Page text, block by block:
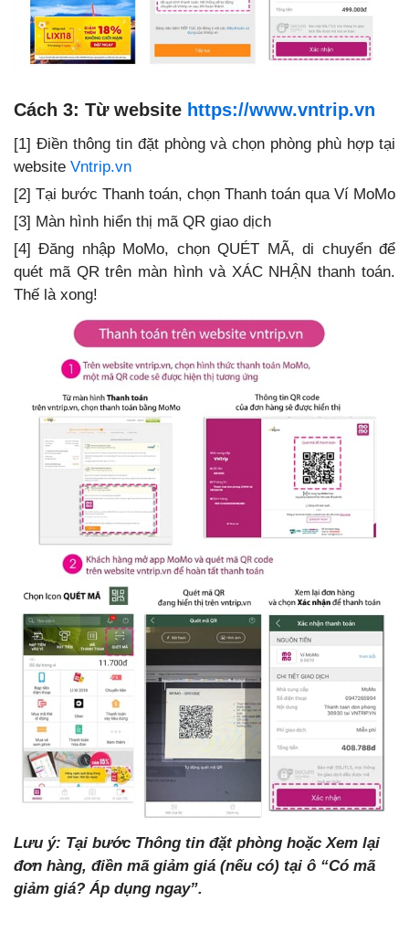
Cách 3: Từ website https://www.vntrip.vn
[1] Điền thông tin đặt phòng và chọn phòng phù hợp tại
website Vntrip.vn
[2] Tại bước Thanh toán, chọn Thanh toán qua Ví MoMo
[3] Màn hình hiển thị mã QR giao dịch
[4] Đăng nhập MoMo, chọn QUÉT MÃ, di chuyển để
quét mã QR trên màn hình và XÁC NHẬN thanh toán.
Thế là xong!
Lưu ý: Tại bước Thông tin đặt phòng hoặc Xem lại
đơn hàng, điền mã giảm giá (nếu có) tại ô “Có mã
giảm giá? Áp dụng ngay”.